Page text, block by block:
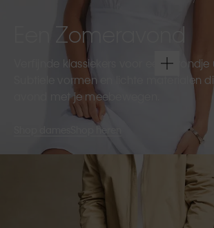
Een Zomeravond
Verfijnde klassiekers voor een avondje
Subtiele vormen en lichte materialen
avond met je meebewegen.
Shop heren